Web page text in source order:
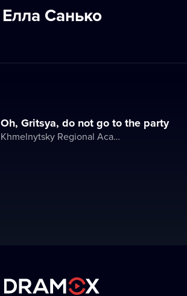
Елла Санько
Oh, Gritsya, do not go to the party
Khmelnytsky Regional Academic Music and Drama Theater